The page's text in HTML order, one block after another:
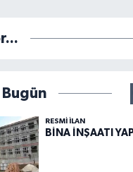
Bugün
RESMİ İLAN
BİNA İNŞAATI